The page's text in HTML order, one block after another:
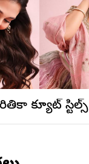
క్యూట్ స్టిల్స్